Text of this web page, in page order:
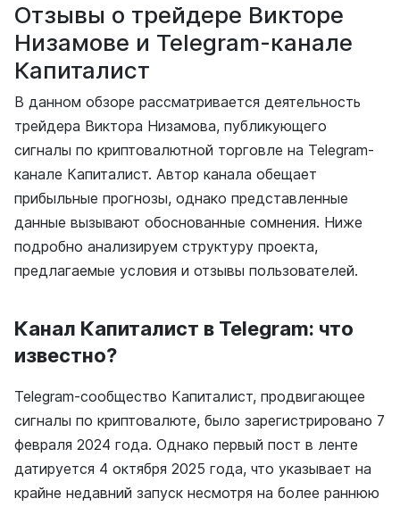
Отзывы о трейдере Викторе
Низамове и Telegram-канале
Капиталист
В данном обзоре рассматривается деятельность
трейдера Виктора Низамова, публикующего
сигналы по криптовалютной торговле на Telegram-
канале Капиталист. Автор канала обещает
прибыльные прогнозы, однако представленные
данные вызывают обоснованные сомнения. Ниже
подробно анализируем структуру проекта,
предлагаемые условия и отзывы пользователей.
Канал Капиталист в Telegram: что
известно?
Telegram-сообщество Капиталист, продвигающее
сигналы по криптовалюте, было зарегистрировано 7
февраля 2024 года. Однако первый пост в ленте
датируется 4 октября 2025 года, что указывает на
крайне недавний запуск несмотря на более раннюю